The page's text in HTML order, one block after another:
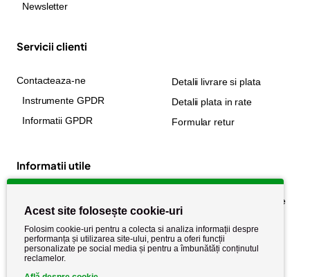
Newsletter
Servicii clienti
Contacteaza-ne
Instrumente GPDR
Informatii GPDR
Detalii livrare si plata
Detalii plata in rate
Formular retur
Informatii utile
Politica de cookie
Politica de confidențialitate
Termeni si conditii
Acest site folosește cookie-uri
Folosim cookie-uri pentru a colecta si analiza informații despre
performanța și utilizarea site-ului, pentru a oferi funcții
personalizate pe social media și pentru a îmbunătăți conținutul
reclamelor.